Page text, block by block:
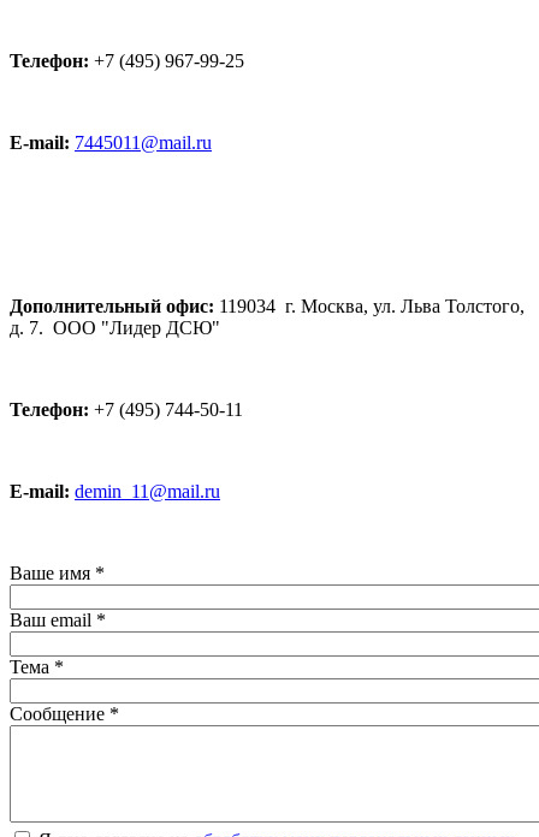
Телефон: +7 (495) 967-99-25
E-mail: 7445011@mail.ru
Дополнительный офис: 119034 г. Москва, ул. Льва Толстого,
д. 7. ООО "Лидер ДСЮ"
Телефон: +7 (495) 744-50-11
E-mail: demin_11@mail.ru
Ваше имя *
Ваш email *
Тема *
Сообщение *